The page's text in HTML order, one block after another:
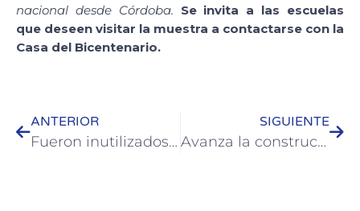
nacional desde Córdoba. Se invita a las escuelas
que deseen visitar la muestra a contactarse con la
Casa del Bicentenario.
ANTERIOR
Fueron inutilizados escapes de motos modificados retenidos en operativos en Colón
SIGUIENTE
Avanza la construcción de veredas en barrio San Gabriel